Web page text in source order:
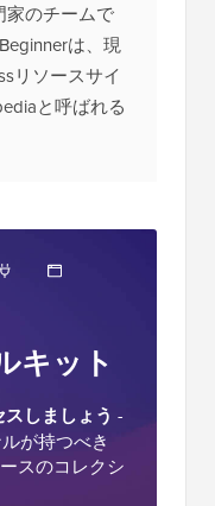
家のチームで
は、現
リソースサイ
と呼ばれる
キット
しましょう -
が持つべき
スのコレクシ